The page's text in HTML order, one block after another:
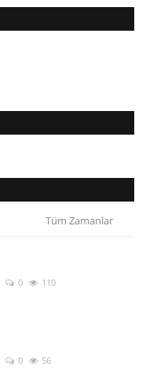
Tüm Zamanlar
0 110
0 56